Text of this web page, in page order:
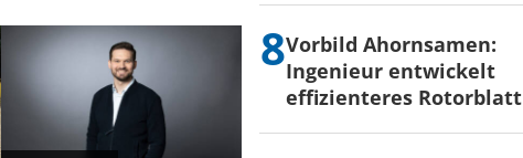
Vorbild Ahornsamen:
Ingenieur entwickelt
effizienteres Rotorblatt